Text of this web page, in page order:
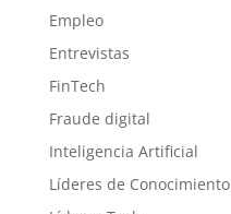
Empleo
Entrevistas
FinTech
Fraude digital
Inteligencia Artificial
Líderes de Conocimiento